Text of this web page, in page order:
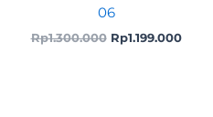
06
Rp1.300.000 Rp1.199.000